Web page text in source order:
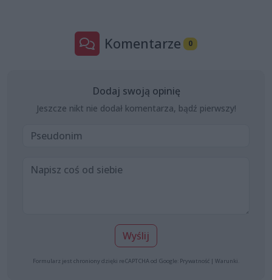
Komentarze 0
Dodaj swoją opinię
Jeszcze nikt nie dodał komentarza, bądź pierwszy!
Wyślij
Formularz jest chroniony dzięki reCAPTCHA od Google: Prywatność | Warunki